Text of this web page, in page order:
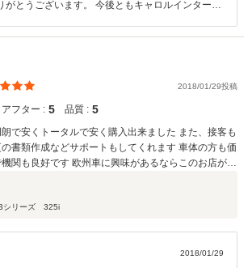
がとうございます。 今後ともキャロルインターナ
2018/01/29投稿
アフター : 5 品質 : 5
で安くトータルで安く購入出来ました また、接客も
書類作成などサポートもしてくれます 車体の方も価
関も良好です 欧州車に興味があるならこのお店がオ
シリーズ 325i
2018/01/29